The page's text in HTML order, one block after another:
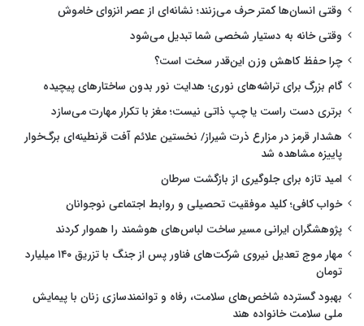
وقتی انسان‌ها کمتر حرف می‌زنند؛ نشانه‌ای از عصر انزوای خاموش
وقتی خانه به دستیار شخصی شما تبدیل می‌شود
چرا حفظ کاهش وزن این‌قدر سخت است؟
گام بزرگ برای تراشه‌های نوری؛ هدایت نور بدون ساختارهای پیچیده
برتری دست راست یا چپ ذاتی نیست؛ مغز با تکرار مهارت می‌سازد
هشدار قرمز در مزارع ذرت شیراز/ نخستین علائم آفت قرنطینه‌ای برگ‌خوار
پاییزه مشاهده شد
امید تازه برای جلوگیری از بازگشت سرطان
خواب کافی؛ کلید موفقیت تحصیلی و روابط اجتماعی نوجوانان
پژوهشگران ایرانی مسیر ساخت لباس‌های هوشمند را هموار کردند
مهار موج تعدیل نیروی شرکت‌های فناور پس از جنگ با تزریق ۱۴۰ میلیارد
تومان
بهبود گسترده شاخص‌های سلامت، رفاه و توانمندسازی زنان با پیمایش
ملی سلامت خانواده هند